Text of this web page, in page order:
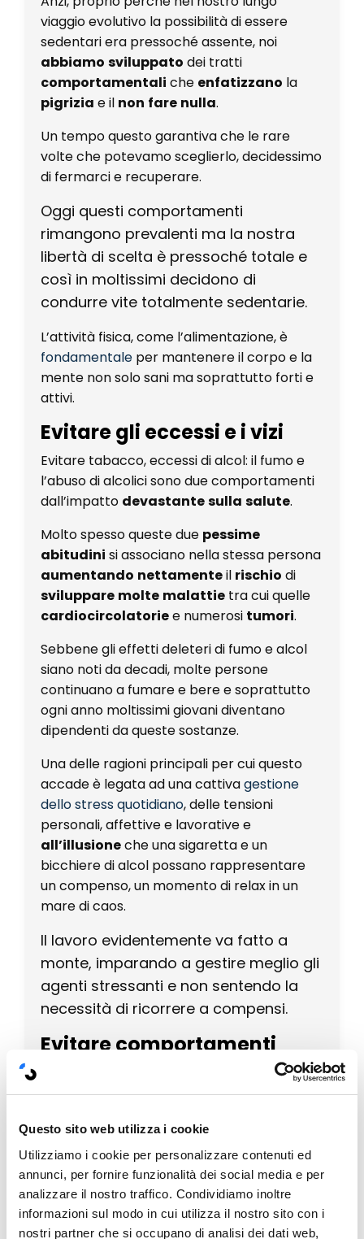
Questo sito web utilizza i cookie
Utilizziamo i cookie per personalizzare contenuti ed
annunci, per fornire funzionalità dei social media e per
analizzare il nostro traffico. Condividiamo inoltre
informazioni sul modo in cui utilizza il nostro sito con i
nostri partner che si occupano di analisi dei dati web,
viaggio evolutivo la possibilità di essere
sedentari era pressoché assente, noi
abbiamo sviluppato dei tratti
comportamentali che enfatizzano la
pigrizia e il non fare nulla.
Un tempo questo garantiva che le rare
volte che potevamo sceglierlo, decidessimo
di fermarci e recuperare.
Oggi questi comportamenti
rimangono prevalenti ma la nostra
libertà di scelta è pressoché totale e
così in moltissimi decidono di
condurre vite totalmente sedentarie.
L’attività fisica, come l’alimentazione, è
fondamentale per mantenere il corpo e la
mente non solo sani ma soprattutto forti e
attivi.
Evitare gli eccessi e i vizi
Evitare tabacco, eccessi di alcol: il fumo e
l’abuso di alcolici sono due comportamenti
dall’impatto devastantesulla salute.
Molto spesso queste due pessime
abitudini si associano nella stessa persona
aumentando nettamenteil rischio di
sviluppare molte malattie tra cui quelle
cardiocircolatoriee numerosi tumori.
Sebbene gli effetti deleteri di fumo e alcol
siano noti da decadi, molte persone
continuano a fumare e bere e soprattutto
ogni anno moltissimi giovani diventano
dipendenti da queste sostanze.
Una delle ragioni principali per cui questo
accade è legata ad una cattivagestione
dello stress quotidiano, delle tensioni
personali, affettive e lavorative e
all’illusioneche una sigaretta e un
bicchiere di alcol possano rappresentare
un compenso, un momento di relax in un
mare di caos.
Il lavoro evidentemente va fatto a
monte, imparando a gestire meglio gli
agenti stressanti e non sentendo la
necessità di ricorrere a compensi.
Evitare comportamenti
Esistono molti altricomportamenti
umani adottiamo nel tentativo di percepire
un momentaneo benessere.
Droghe, gioco d’azzardo, videogiochi,
pornografia, cibo spazzatura sono solo
alcuni esempi di comportamenti che